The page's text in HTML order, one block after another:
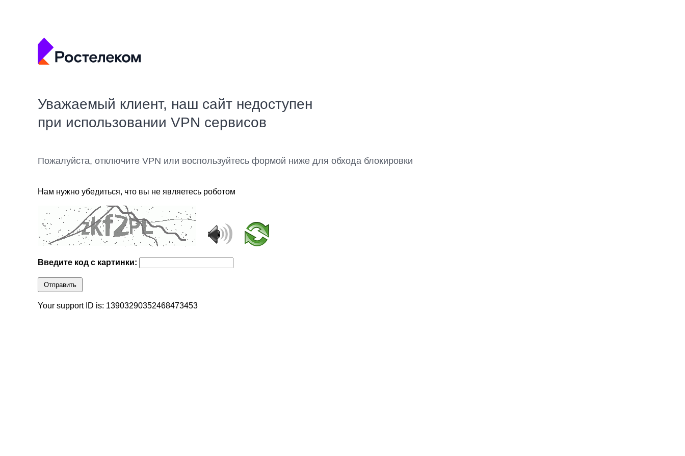
Уважаемый клиент, наш сайт недоступен
при использовании VPN сервисов
Пожалуйста, отключите VPN или воспользуйтесь формой ниже для обхода блокировки
Нам нужно убедиться, что вы не являетесь роботом
Введите код с картинки:
Отправить
Your support ID is: 13903290352468473453